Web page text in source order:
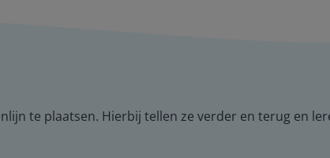
te plaatsen. Hierbij tellen ze verder en terug en